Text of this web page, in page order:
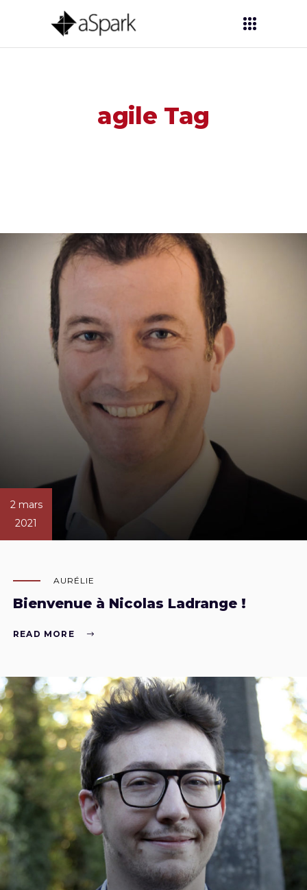
agile Tag
2 mars
2021
AURÉLIE
Bienvenue à Nicolas Ladrange !
READ MORE